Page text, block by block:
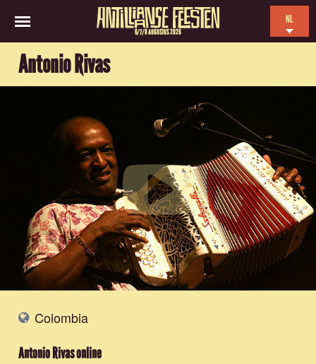
6/7/8 AUGUSTUS 2026
NL
Antonio Rivas
Colombia
Antonio Rivasonline